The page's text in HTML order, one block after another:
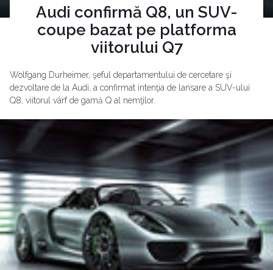
Audi confirmă Q8, un SUV-
coupe bazat pe platforma
viitorului Q7
Wolfgang Durheimer, şeful departamentului de cercetare şi
dezvoltare de la Audi, a confirmat intenţia de lansare a SUV-ului
Q8, viitorul vârf de gamă Q al nemţilor.